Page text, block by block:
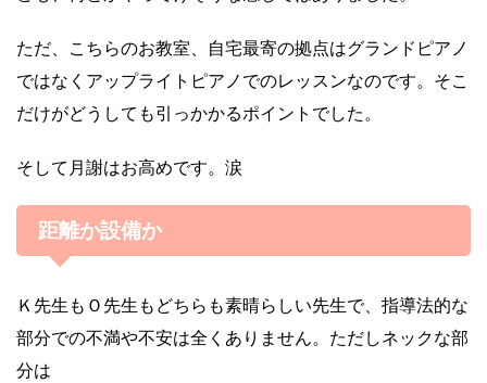
ただ、こちらのお教室、自宅最寄の拠点はグランドピアノ
ではなくアップライトピアノでのレッスンなのです。そこ
だけがどうしても引っかかるポイントでした。
そして月謝はお高めです。涙
距離か設備か
Ｋ先生もＯ先生もどちらも素晴らしい先生で、指導法的な
部分での不満や不安は全くありません。ただしネックな部
分は